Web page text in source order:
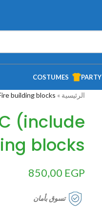
PARTY
COSTUMES
الرئيسية »
building blocks
(include
blocks
850,00 EGP
تسوق بأمان